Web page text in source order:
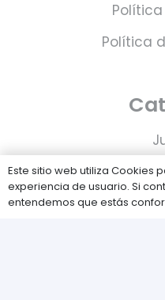
Política
Este sitio web utiliza Cookies
experiencia de usuario. Si
entendemos que estás